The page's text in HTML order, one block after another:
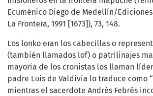
Ecuménico Diego de Medellín/
La Frontera, 1991 [1673]), 73, 148.
Los lonko eran los cabecillas o
(también llamados lof) o patrilinajes
mayoría de los cronistas los llaman
padre Luis de Valdivia lo traduce como
mientras el sacerdote Andrés Febrés